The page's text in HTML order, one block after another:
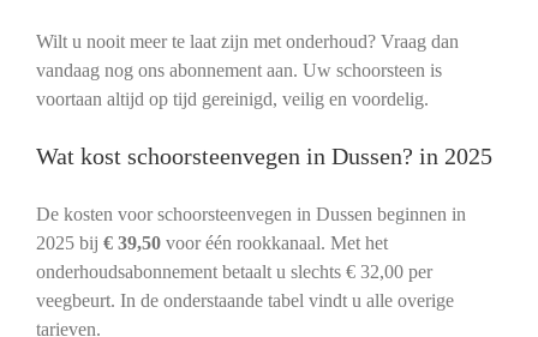
Wilt u nooit meer te laat zijn met onderhoud? Vraag dan
vandaag nog ons abonnement aan. Uw schoorsteen is
voortaan altijd op tijd gereinigd, veilig en voordelig.
Wat kost schoorsteenvegen in Dussen? in 2025
De kosten voor schoorsteenvegen in Dussen beginnen in
2025 bij € 39,50voor één rookkanaal. Met het
onderhoudsabonnement betaalt u slechts € 32,00 per
veegbeurt. In de onderstaande tabel vindt u alle overige
tarieven.